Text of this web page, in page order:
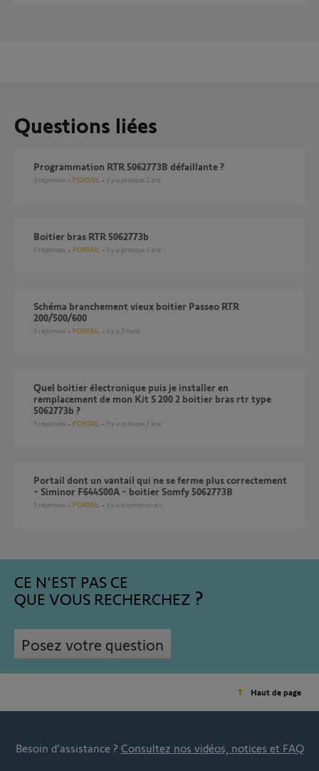
Questions liées
programmation RTR 5062773B défaillante ?
3 réponses PORTAIL il y a presque 2 ans
Boitier bras RTR 5062773b
7 réponses PORTAIL il y a presque 4 ans
Schéma branchement vieux boitier Passeo RTR
200/500/600
3 réponses PORTAIL il y a 7 mois
Quel boitier électronique puis je installer en
remplacement de mon Kit S 200 2 boitier bras rtr type
5062773b ?
9 réponses PORTAIL il y a presque 7 ans
Portail dont un vantail qui ne se ferme plus correctement
- Siminor F644S00A - boitier Somfy 5062773B
5 réponses PORTAIL il y a environ un an
CE N'EST PAS CE
QUE VOUS RECHERCHEZ
Posez votre question
Haut de page
Besoin d’assistance ? Consultez nos vidéos, notices et FAQ